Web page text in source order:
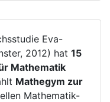
Eva-
2012) hat 15
Mathematik
Mathegym zur
Mathematik-